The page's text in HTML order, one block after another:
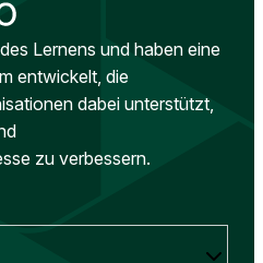
Lernens und haben eine
entwickelt, die
dabei unterstützt,
zu verbessern.